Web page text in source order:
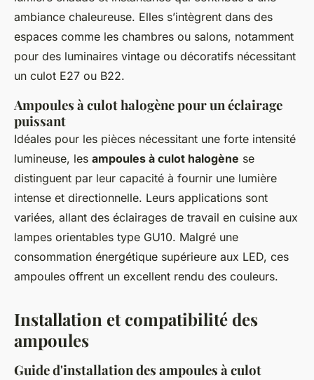
ambiance chaleureuse. Elles s’intègrent dans des
espaces comme les chambres ou salons, notamment
pour des luminaires vintage ou décoratifs nécessitant
un culot E27 ou B22.
Ampoules à culot halogène pour un éclairage
puissant
Idéales pour les pièces nécessitant une forte intensité
lumineuse, les ampoules à culot halogène se
distinguent par leur capacité à fournir une lumière
intense et directionnelle. Leurs applications sont
variées, allant des éclairages de travail en cuisine aux
lampes orientables type GU10. Malgré une
consommation énergétique supérieure aux LED, ces
ampoules offrent un excellent rendu des couleurs.
Installation et compatibilité des
ampoules
Guide d'installation des ampoules à culot